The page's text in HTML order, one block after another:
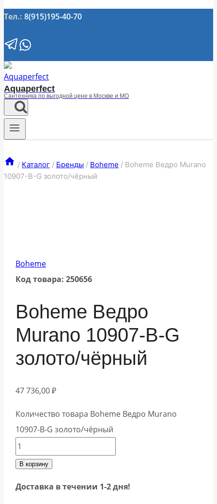
Тел.: 8(915)195-40-70
Aquaperfect
Сантехника по выгодной цене в Москве и МО
/ Каталог / Бренды / Boheme / Boheme Ведро Murano
10907-B-G золото/чёрный
Boheme
Код товара: 250656
Boheme Ведро
Murano 10907-B-G
золото/чёрный
47 736,00₽
Количество товара Boheme Ведро Murano
10907-B-G золото/чёрный
В корзину
Доставка в течении 1-2 дня!